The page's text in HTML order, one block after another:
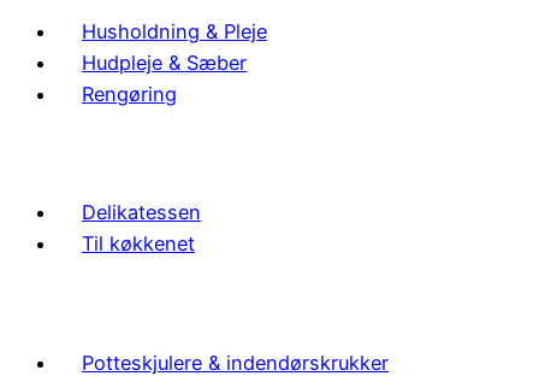
Husholdning & Pleje
Hudpleje & Sæber
Rengøring
Delikatessen
Til køkkenet
Potteskjulere & indendørskrukker